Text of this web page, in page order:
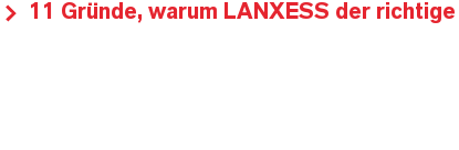
11 Gründe, warum LANXESS der